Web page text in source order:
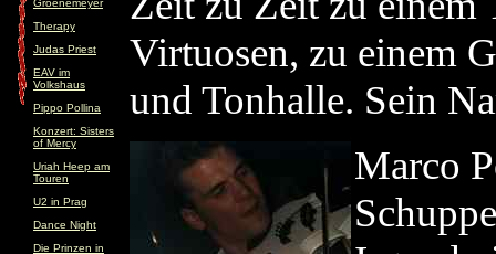
Groenemeyer
Therapy
Judas Priest
EAV im
Volkshaus
Pippo Pollina
Konzert: Sisters
of Mercy
Uriah Heep am
Touren
U2 in Prag
Dance Night
Die Prinzen in
Virtuosen, zu einem
und Tonhalle. Sein
Marco